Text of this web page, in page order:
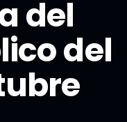
del
del